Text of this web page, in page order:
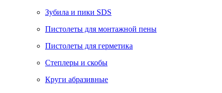
Зубила и пики SDS
Пистолеты для монтажной пены
Пистолеты для герметика
Степлеры и скобы
Круги абразивные